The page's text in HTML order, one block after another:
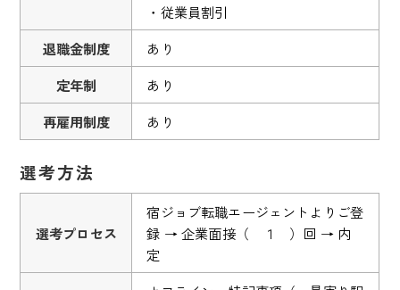
・従業員割引
退職金制度
あり
定年制
あり
再雇用制度
あり
選考方法
選考プロセス
宿ジョブ転職エージェントよりご登
録 → 企業面接（ １ ）回 → 内
定